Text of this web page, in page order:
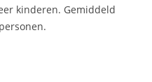
kinderen. Gemiddeld